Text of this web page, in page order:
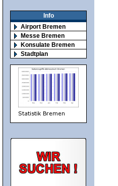
Info
Airport Bremen
Messe Bremen
Konsulate Bremen
Stadtplan